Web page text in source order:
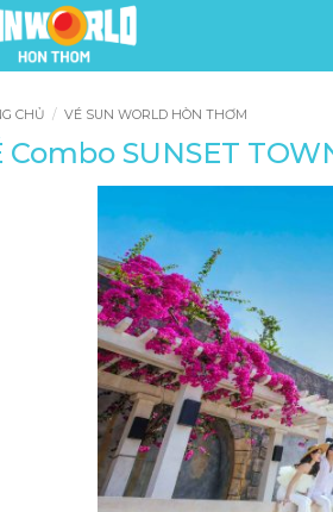
CHỦ / VÉ SUN WORLD HÒN THƠM
Combo SUNSET